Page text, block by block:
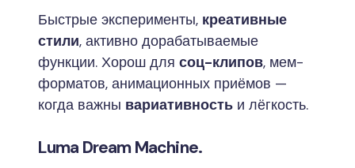
Быстрые эксперименты, креативные
стили, активно дорабатываемые
функции. Хорош для соц-клипов, мем-
форматов, анимационных приёмов —
когда важны вариативность и лёгкость.
Luma Dream Machine.